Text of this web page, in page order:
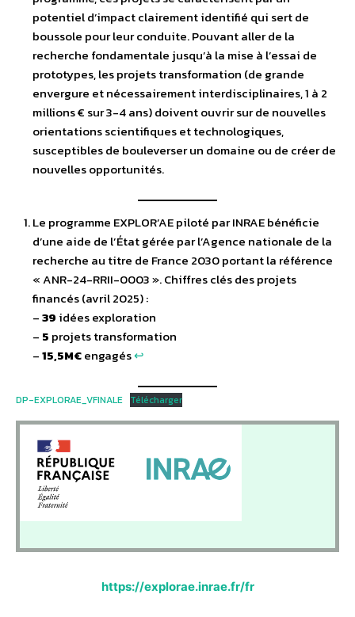
potentiel d’impact clairement identifié qui sert de
boussole pour leur conduite. Pouvant aller de la
recherche fondamentale jusqu’à la mise à l’essai de
prototypes, les projets transformation (de grande
envergure et nécessairement interdisciplinaires, 1 à 2
millions € sur 3-4 ans) doivent ouvrir sur de nouvelles
orientations scientifiques et technologiques,
susceptibles de bouleverser un domaine ou de créer de
nouvelles opportunités.
Le programme EXPLOR’AE piloté par INRAE bénéficie
d’une aide de l’État gérée par l’Agence nationale de la
recherche au titre de France 2030 portant la référence
« ANR-24-RRII-0003 ». Chiffres clés des projets
financés (avril 2025) :
–39 idées exploration
– 5 projets transformation
–15,5M€engagés↩︎
DP-EXPLORAE_VFINALE Télécharger
https://explorae.inrae.fr/fr